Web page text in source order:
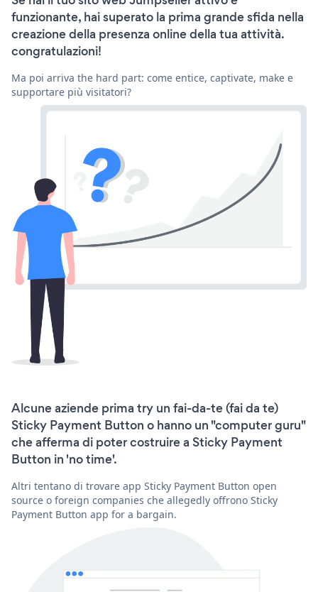
funzionante, hai superato la prima grande sfida nella
creazione della presenza online della tua attività.
congratulazioni!
Ma poi arriva the hard part: come entice, captivate, make e
supportare più visitatori?
Alcune aziende prima try un fai-da-te (fai da te)
Sticky Payment Button o hanno un "computer guru"
che afferma di poter costruire a Sticky Payment
Button in 'no time'.
Altri tentano di trovare app Sticky Payment Button open
source o foreign companies che allegedly offrono Sticky
Payment Button app for a bargain.